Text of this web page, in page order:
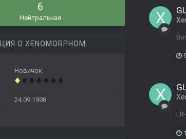
6
Нейтральная
О XENOMORPHOM
Новичок
24.09.1998